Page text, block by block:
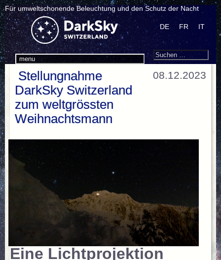
Für umweltschonende Beleuchtung und den Schutz der Nacht
menu
DE FR IT
Search
Suchen
08.12.2023
Stellungnahme
DarkSky Switzerland
zum weltgrössten
Weihnachtsmann
Eine Lichtprojektion